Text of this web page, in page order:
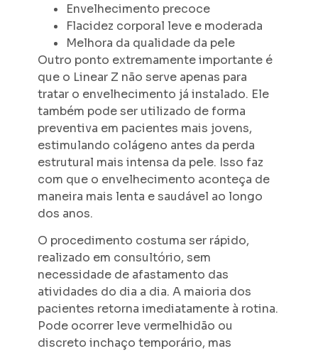
Envelhecimento precoce
Flacidez corporal leve e moderada
Melhora da qualidade da pele
Outro ponto extremamente importante é
que o Linear Z não serve apenas para
tratar o envelhecimento já instalado. Ele
também pode ser utilizado de forma
preventiva em pacientes mais jovens,
estimulando colágeno antes da perda
estrutural mais intensa da pele. Isso faz
com que o envelhecimento aconteça de
maneira mais lenta e saudável ao longo
dos anos.
O procedimento costuma ser rápido,
realizado em consultório, sem
necessidade de afastamento das
atividades do dia a dia. A maioria dos
pacientes retorna imediatamente à rotina.
Pode ocorrer leve vermelhidão ou
discreto inchaço temporário, mas